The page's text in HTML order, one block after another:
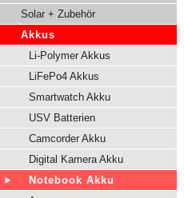
Solar + Zubehör
Akkus
Li-Polymer Akkus
LiFePo4 Akkus
Smartwatch Akku
USV Batterien
Camcorder Akku
Digital Kamera Akku
Notebook Akku